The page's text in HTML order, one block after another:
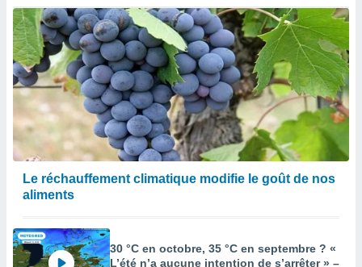
Le réchauffement climatique modifie le goût de nos
aliments
30 °C en octobre, 35 °C en septembre ? «
L’été n’a aucune intention de s’arrêter » –